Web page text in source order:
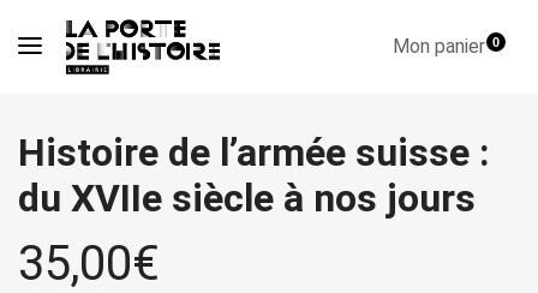
Mon panier0
Histoire de l’armée suisse :
du XVIIe siècle à nos jours
35,00€